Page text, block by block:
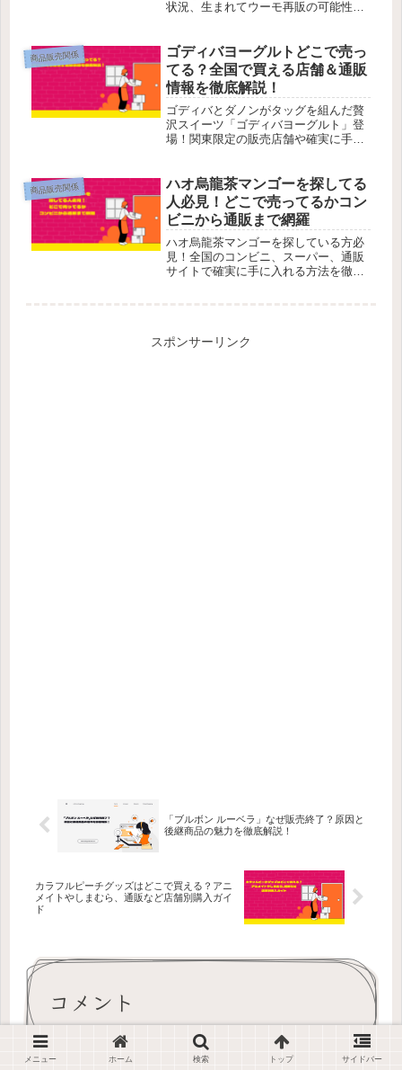
状況、生まれてウーモ再販の可能性、
商品販売関係
ゴディバヨーグルトどこで売っ
てる？全国で買える店舗＆通販
情報を徹底解説！
ゴディバとダノンがタッグを組んだ贅
沢スイーツ「ゴディバヨーグルト」登
場！関東限定の販売店舗や確実に手に
商品販売関係
ハオ烏龍茶マンゴーを探してる
人必見！どこで売ってるかコン
ビニから通販まで網羅
ハオ烏龍茶マンゴーを探している方必
見！全国のコンビニ、スーパー、通販
サイトで確実に手に入れる方法を徹底
スポンサーリンク
「ブルボン ルーベラ」なぜ販売終了？原因と
後継商品の魅力を徹底解説！
カラフルピーチグッズはどこで買える？アニ
メイトやしまむら、通販など店舗別購入ガイ
ド
コメント
メニュー ホーム 検索 トップ サイドバー